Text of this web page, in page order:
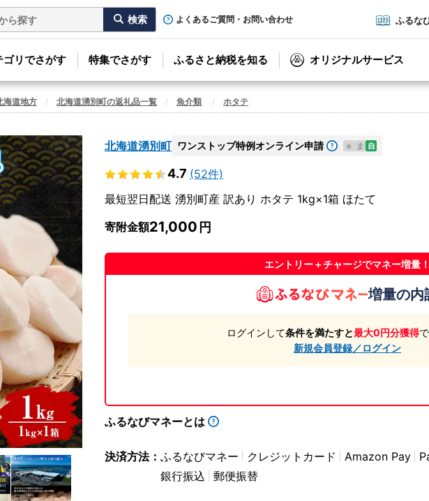
よくあるご質問・お問い合わせ ふるな
ゴリでさがす 特集でさがす ふるさと納税を知る オリジナルサービス
海道地方 北海道湧別町の返礼品一覧 魚介類 ホタテ
北海道湧別町 ワンストップ特例オンライン申請 e ま 自
4.7 (52件)
最短翌日配送 湧別町産 訳あり ホタテ 1kg×1箱 ほたて
寄附金額21,000
エントリー＋チャージでマネー増量！
増量の内
ログインして条件を満たすと最大0円分獲得
新規会員登録／ログイン
ふるなびマネーとは
決済方法： ふるなびマネー クレジットカード Amazon Pay
銀行振込
郵便振替